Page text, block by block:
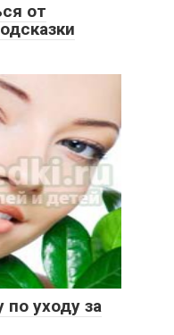
от
уходу за